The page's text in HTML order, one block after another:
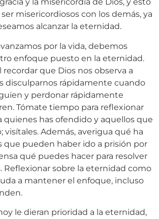
y la misericordia de Dios, y esto
misericordiosos con los demás, ya
alcanzar la eternidad.
por la vida, debemos
enfoque puesto en la eternidad.
que Dios nos observa a
disculparnos rápidamente cuando
y perdonar rápidamente
Tómate tiempo para reflexionar
quienes has ofendido y aquellos que
visítales. Además, averigua qué ha
que pueden haber ido a prisión por
qué puedes hacer para resolver
Reflexionar sobre la eternidad como
a mantener el enfoque, incluso
le dieran prioridad a la eternidad,